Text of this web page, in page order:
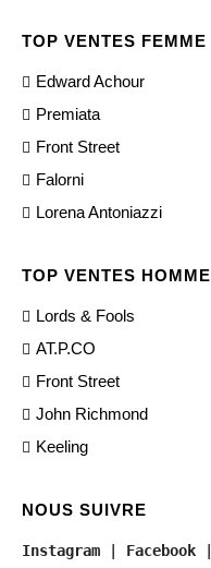
TOP VENTES FEMME
Edward Achour
Premiata
Front Street
Falorni
Lorena Antoniazzi
TOP VENTES HOMME
Lords & Fools
AT.P.CO
Front Street
John Richmond
Keeling
NOUS SUIVRE
Instagram Facebook